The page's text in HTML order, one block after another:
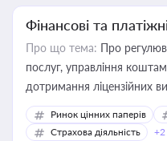
Фінансові та
Про що тема: Про
послуг, управління коштами, приймання платежів та
дотримання ліцензійних
Ринок цінних паперів
Страхова діяльність
+2